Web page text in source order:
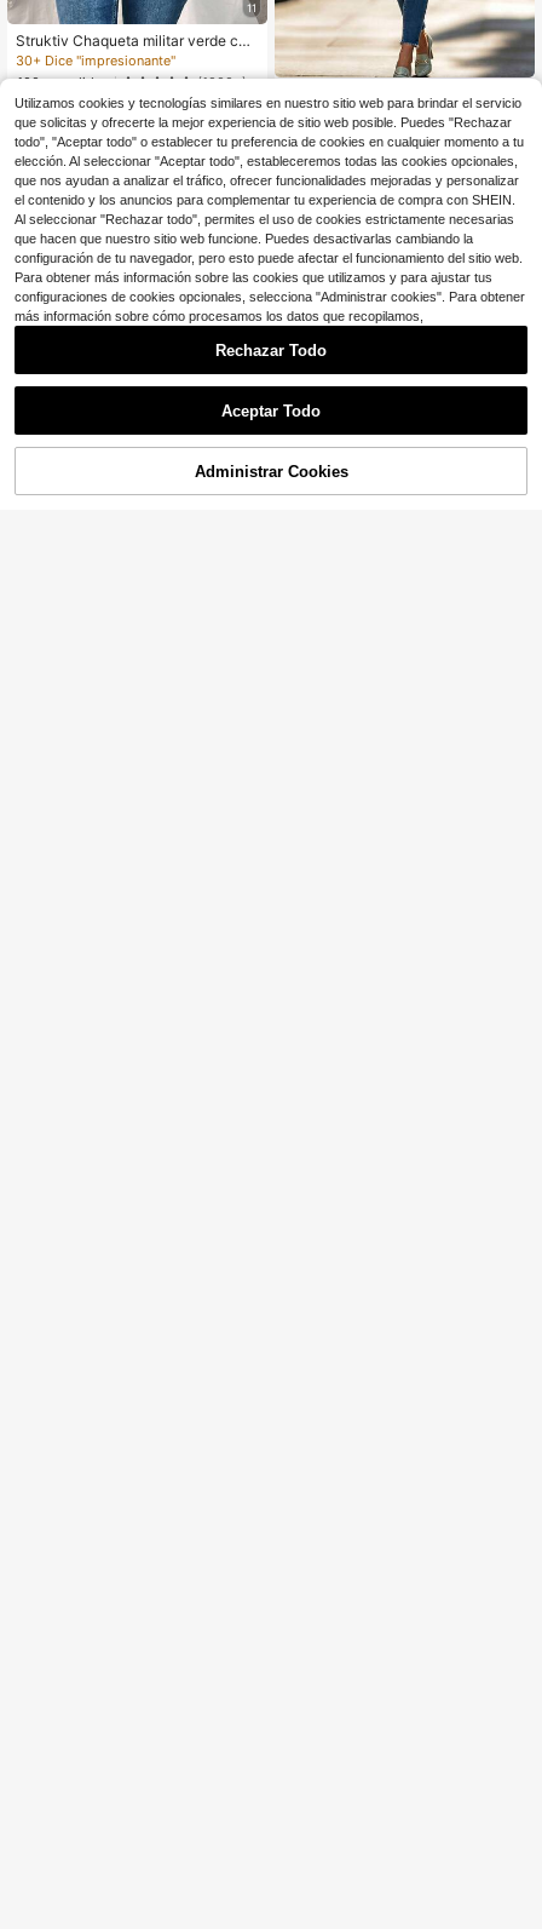
11
Struktiv Chaqueta militar verde cort
a con bolsillos grandes y botones d
e metal para mujer, para otoño/invie
30+ Dice "impresionante"
100+ vendidos
(1000+)
$21.59 -12%
$20.69 -12%
RosyDaze
¡25% DE DESCUENTO! AÑADIR A LA BOLSA
Utilizamos cookies y tecnologías similares en nuestro sitio web para brindar el servicio
que solicitas y ofrecerte la mejor experiencia de sitio web posible. Puedes "Rechazar
todo", "Aceptar todo" o establecer tu preferencia de cookies en cualquier momento a tu
elección. Al seleccionar "Aceptar todo", estableceremos todas las cookies opcionales,
que nos ayudan a analizar el tráfico, ofrecer funcionalidades mejoradas y personalizar
el contenido y los anuncios para complementar tu experiencia de compra con SHEIN.
Al seleccionar "Rechazar todo", permites el uso de cookies estrictamente necesarias
que hacen que nuestro sitio web funcione. Puedes desactivarlas cambiando la
configuración de tu navegador, pero esto puede afectar el funcionamiento del sitio web.
Para obtener más información sobre las cookies que utilizamos y para ajustar tus
configuraciones de cookies opcionales, selecciona "Administrar cookies". Para obtener
más información sobre cómo procesamos los datos que recopilamos,
Rechazar Todo
Aceptar Todo
Administrar Cookies